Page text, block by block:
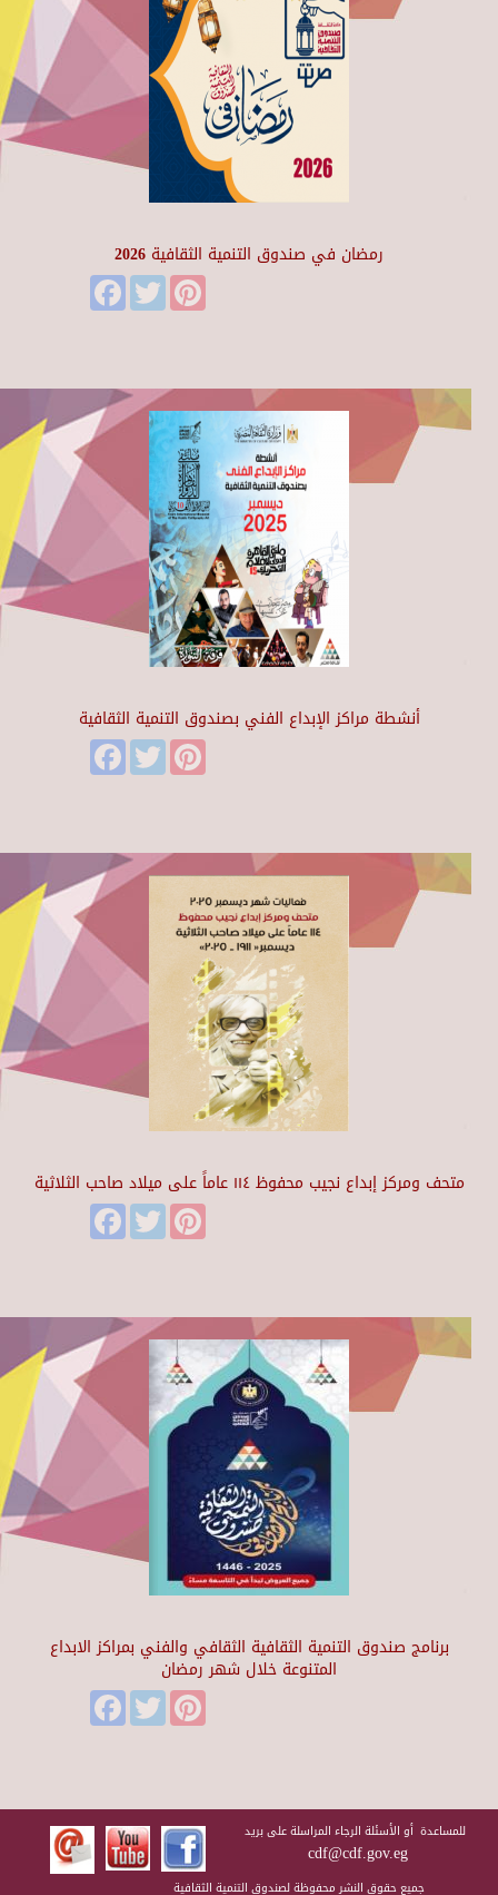
رمضان في صندوق التنمية الثقافية 2026
FacebookTwitter
أنشطة مراكز الإبداع الفني بصندوق التنمية الثقافية
FacebookTwitter
متحف ومركز إبداع نجيب محفوظ ١١٤ عاماً على ميلاد صاحب الثلاثية
FacebookTwitter
برنامج صندوق التنمية الثقافية الثقافي والفني بمراكز الابداع
المتنوعة خلال شهر رمضان
FacebookTwitter
للمساعدة أو الأسئلة الرجاء المراسلة على بريد
cdf@cdf.gov.eg
جميع حقوق النشر محفوظة لصندوق التنمية الثقافية